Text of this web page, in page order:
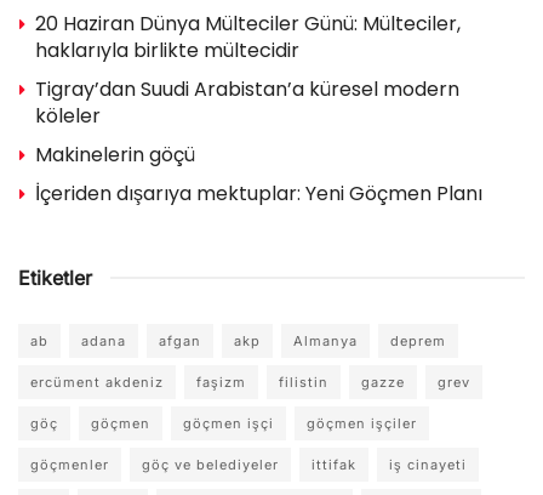
20 Haziran Dünya Mülteciler Günü: Mülteciler,
haklarıyla birlikte mültecidir
Tigray’dan Suudi Arabistan’a küresel modern
köleler
Makinelerin göçü
İçeriden dışarıya mektuplar: Yeni Göçmen Planı
Etiketler
ab adana afgan akp Almanya deprem
ercüment akdeniz faşizm filistin gazze grev
göç göçmen göçmen işçi göçmen işçiler
göçmenler göç ve belediyeler ittifak iş cinayeti